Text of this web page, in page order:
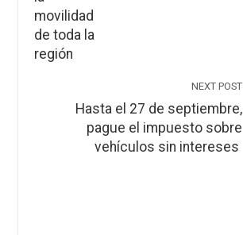
NEXT POST
Hasta el 27 de septiembre,
pague el impuesto sobre
vehículos sin intereses